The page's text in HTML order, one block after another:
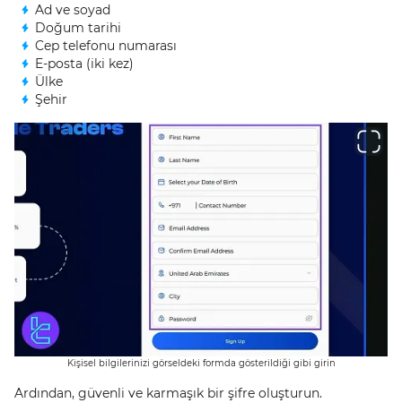
Ad ve soyad
Doğum tarihi
Cep telefonu numarası
E-posta (iki kez)
Ülke
Şehir
Kişisel bilgilerinizi görseldeki formda gösterildiği gibi girin
Ardından, güvenli ve karmaşık bir şifre oluşturun.